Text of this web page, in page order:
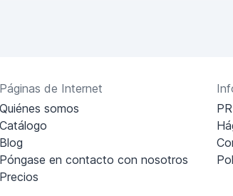
Páginas de Internet
Quiénes somos
Catálogo
Blog
Póngase en contacto con nosotros
Precios